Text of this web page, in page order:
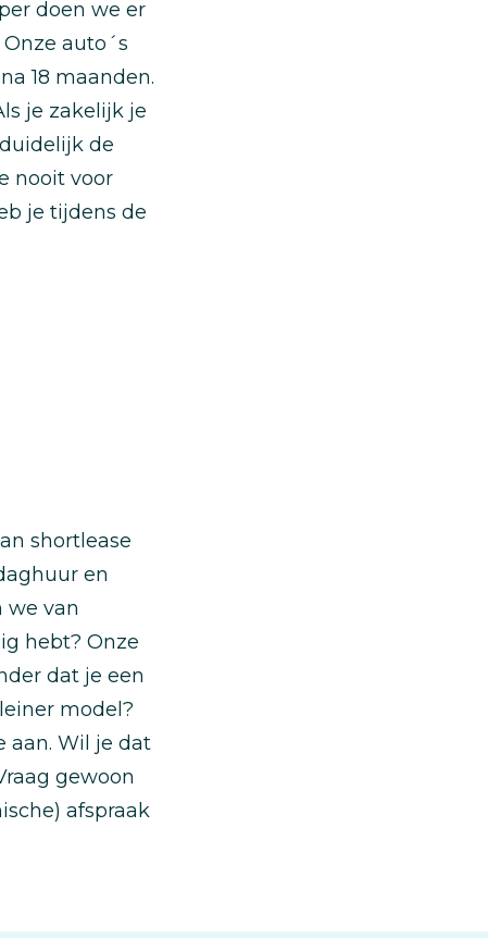
doen we er
auto´s
18 maanden.
je zakelijk je
de
nooit voor
je tijdens de
shortlease
en
we van
hebt? Onze
dat je een
model?
aan. Wil je dat
gewoon
afspraak